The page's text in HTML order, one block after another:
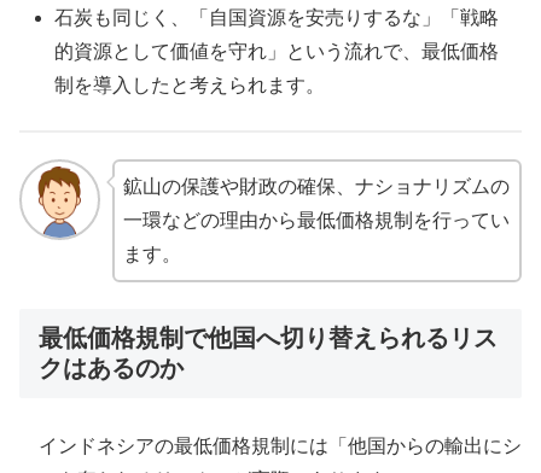
石炭も同じく、「自国資源を安売りするな」「戦略
的資源として価値を守れ」という流れで、最低価格
制を導入したと考えられます。
鉱山の保護や財政の確保、ナショナリズムの
一環などの理由から最低価格規制を行ってい
ます。
最低価格規制で他国へ切り替えられるリス
クはあるのか
インドネシアの最低価格規制には「他国からの輸出にシ